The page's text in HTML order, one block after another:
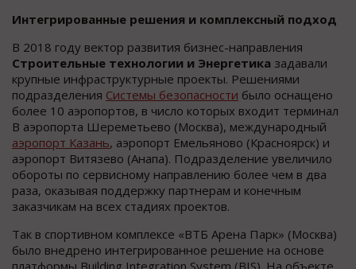
Интегрированные решения и комплексный подход
В 2018 году вектор развития бизнес-направления
Строительные технологии и Энергетика задавали
крупные инфраструктурные проекты. Решениями
подразделения Системы безопасности было оснащено
более 10 аэропортов, в число которых входит терминал
B аэропорта Шереметьево (Москва), международный
аэропорт Казань, аэропорт Емельяново (Красноярск) и
аэропорт Витязево (Анапа). Подразделение увеличило
обороты по сервисному направлению более чем в два
раза, оказывая поддержку партнерам и конечным
заказчикам на всех стадиях проектов.
Так в спортивном комплексе «ВТБ Арена Парк» (Москва)
было внедрено интегрированное решение на основе
платформы Building Integration System (BIS). На объекте